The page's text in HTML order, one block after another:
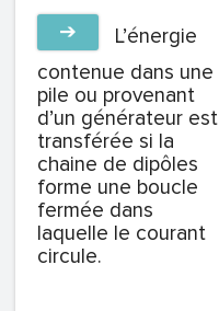
➔
L’énergie
contenue dans une
pile ou provenant
d’un générateur est
transférée si la
chaine de dipôles
forme une boucle
fermée dans
laquelle le courant
circule.